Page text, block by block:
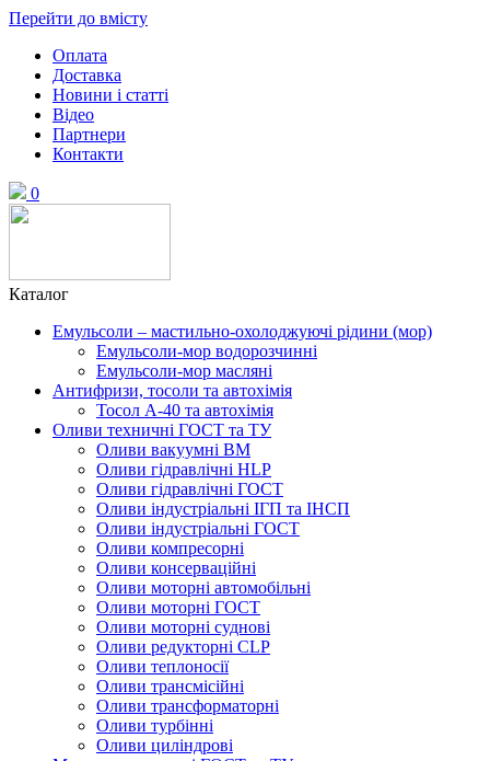
Перейти до вмісту
Оплата
Доставка
Новини і статті
Відео
Партнери
Контакти
0
Каталог
Емульсоли – мастильно-охолоджуючі рідини (мор)
Емульсоли-мор водорозчинні
Емульсоли-мор масляні
Антифризи, тосоли та автохімія
Тосол А-40 та автохімія
Оливи техничні ГОСТ та ТУ
Оливи вакуумні ВМ
Оливи гідравлічні HLP
Оливи гідравлічні ГОСТ
Оливи індустріальні ІГП та ІНСП
Оливи індустріальні ГОСТ
Оливи компресорні
Оливи консерваційні
Оливи моторні автомобільні
Оливи моторні ГОСТ
Оливи моторні суднові
Оливи редукторні CLP
Оливи теплоносії
Оливи трансмісійні
Оливи трансформаторні
Оливи турбінні
Оливи циліндрові